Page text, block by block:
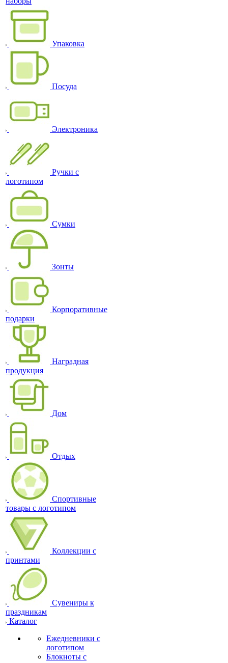
Упаковка
Посуда
Электроника
Ручки с
логотипом
Сумки
Зонты
Корпоративные
подарки
Наградная
продукция
Дом
Отдых
Спортивные
товары с логотипом
Коллекции с
принтами
Сувениры к
праздникам
Каталог
Ежедневники с
логотипом
Блокноты с